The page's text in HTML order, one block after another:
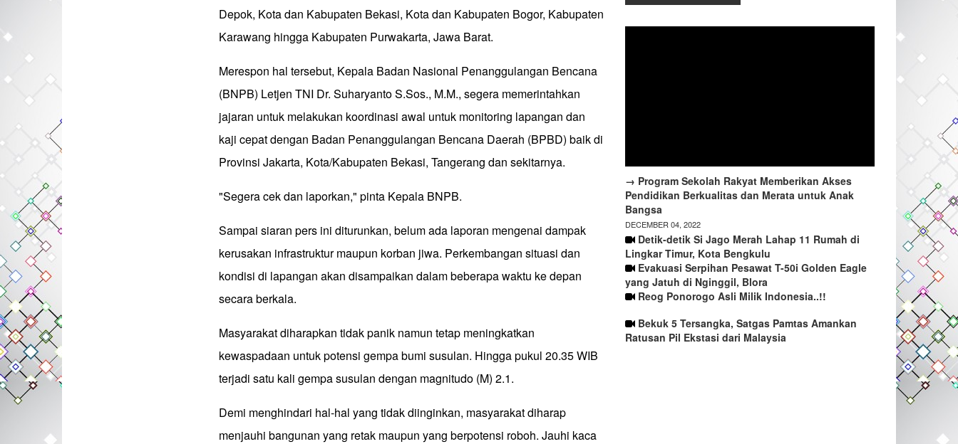
Depok, Kota dan Kabupaten Bekasi, Kota dan Kabupaten Bogor, Kabupaten
Karawang hingga Kabupaten Purwakarta, Jawa Barat.
Merespon hal tersebut, Kepala Badan Nasional Penanggulangan Bencana
(BNPB) Letjen TNI Dr. Suharyanto S.Sos., M.M., segera memerintahkan
jajaran untuk melakukan koordinasi awal untuk monitoring lapangan dan
kaji cepat dengan Badan Penanggulangan Bencana Daerah (BPBD) baik di
Provinsi Jakarta, Kota/Kabupaten Bekasi, Tangerang dan sekitarnya.
"Segera cek dan laporkan," pinta Kepala BNPB.
Sampai siaran pers ini diturunkan, belum ada laporan mengenai dampak
kerusakan infrastruktur maupun korban jiwa. Perkembangan situasi dan
kondisi di lapangan akan disampaikan dalam beberapa waktu ke depan
secara berkala.
Masyarakat diharapkan tidak panik namun tetap meningkatkan
kewaspadaan untuk potensi gempa bumi susulan. Hingga pukul 20.35 WIB
terjadi satu kali gempa susulan dengan magnitudo (M) 2.1.
Demi menghindari hal-hal yang tidak diinginkan, masyarakat diharap
menjauhi bangunan yang retak maupun yang berpotensi roboh. Jauhi kaca
→ Program Sekolah Rakyat Memberikan Akses
Pendidikan Berkualitas dan Merata untuk Anak
Bangsa
DECEMBER 04, 2022
Detik-detik Si Jago Merah Lahap 11 Rumah di
Lingkar Timur, Kota Bengkulu
Evakuasi Serpihan Pesawat T-50i Golden Eagle
yang Jatuh di Nginggil, Blora
Reog Ponorogo Asli Milik Indonesia..!!
Bekuk 5 Tersangka, Satgas Pamtas Amankan
Ratusan Pil Ekstasi dari Malaysia